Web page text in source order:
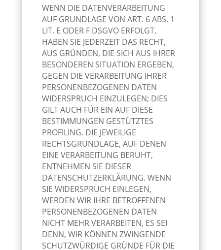
WENN DIE DATENVERARBEITUNG
AUF GRUNDLAGE VON ART. 6 ABS. 1
LIT. E ODER F DSGVO ERFOLGT,
HABEN SIE JEDERZEIT DAS RECHT,
AUS GRÜNDEN, DIE SICH AUS IHRER
BESONDEREN SITUATION ERGEBEN,
GEGEN DIE VERARBEITUNG IHRER
PERSONENBEZOGENEN DATEN
WIDERSPRUCH EINZULEGEN; DIES
GILT AUCH FÜR EIN AUF DIESE
BESTIMMUNGEN GESTÜTZTES
PROFILING. DIE JEWEILIGE
RECHTSGRUNDLAGE, AUF DENEN
EINE VERARBEITUNG BERUHT,
ENTNEHMEN SIE DIESER
DATENSCHUTZERKLÄRUNG. WENN
SIE WIDERSPRUCH EINLEGEN,
WERDEN WIR IHRE BETROFFENEN
PERSONENBEZOGENEN DATEN
NICHT MEHR VERARBEITEN, ES SEI
DENN, WIR KÖNNEN ZWINGENDE
SCHUTZWÜRDIGE GRÜNDE FÜR DIE